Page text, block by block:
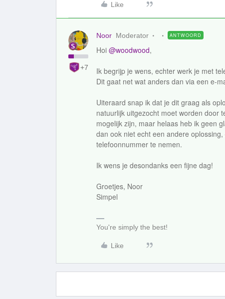
Like
+7
Noor Moderator ANTWOORD
Hoi @woodwood,
Ik begrijp je wens, echter werk je met
Dit gaat net wat anders dan via een e-
Uiteraard snap ik dat je dit graag als
natuurlijk uitgezocht moet worden door
mogelijk zijn, maar helaas heb ik geen
dan ook niet echt een andere
telefoonnummer te nemen.
Ik wens je desondanks een fijne dag!
Groetjes, Noor
Simpel
You're simply the best!
Like